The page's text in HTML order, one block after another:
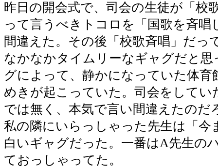
昨日の開会式で、司会の生徒が「校
って言うべきトコロを「国歌を斉唱
間違えた。その後「校歌斉唱」だっ
なかなかタイムリーなギャグだと思
グによって、静かになっていた体育
めきが起こっていた。司会をしてい
では無く、本気で言い間違えたのだ
私の隣にいらっしゃった先生は「今
白いギャグだった。一番はA先生の
ておっしゃってた。